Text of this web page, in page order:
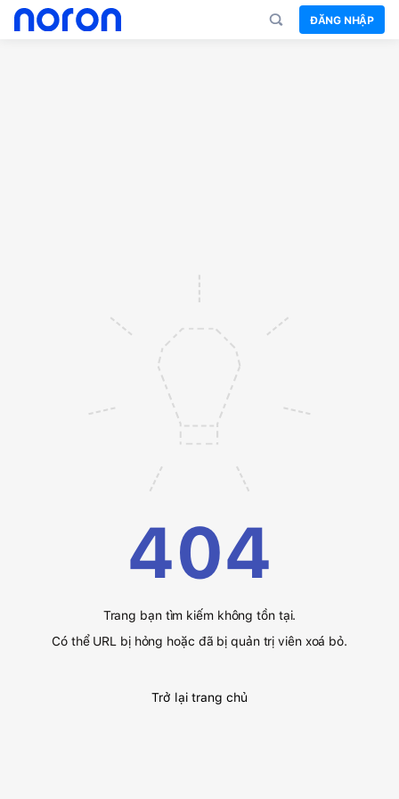
ĐĂNG NHẬP
404
Trang bạn tìm kiếm không tồn tại.
Có thể URL bị hỏng hoặc đã bị quản trị viên xoá bỏ.
Trở lại trang chủ